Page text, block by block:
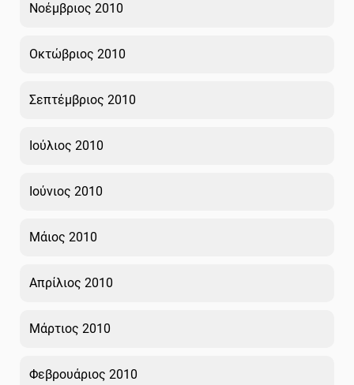
Νοέμβριος 2010
Οκτώβριος 2010
Σεπτέμβριος 2010
Ιούλιος 2010
Ιούνιος 2010
Μάιος 2010
Απρίλιος 2010
Μάρτιος 2010
Φεβρουάριος 2010